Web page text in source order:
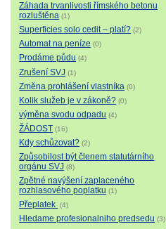
Záhada trvanlivosti římského betonu
rozluštěna (1)
Superficies solo cedit – platí? (2)
Automat na peníze (0)
Prodáme půdu (4)
Zrušení SVJ (1)
Změna prohlášení vlastníka (0)
Kolik služeb je v zákoně? (0)
výměna svodu odpadu (4)
ŽÁDOST (16)
Kdy schůzovat? (2)
Způsobilost být členem statutárního
orgánu SVJ (8)
Zpětné navýšení zaplaceného
rozhlasového poplatku (1)
Přeplatek (4)
Hledame profesionalniho predsedu (3)